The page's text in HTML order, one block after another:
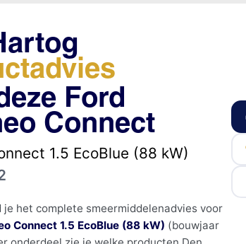
Ford
Connect
1.5 EcoBlue (88 kW)
je het complete smeermiddelenadvies voor
Connect 1.5 EcoBlue (88 kW) (bouwjaar